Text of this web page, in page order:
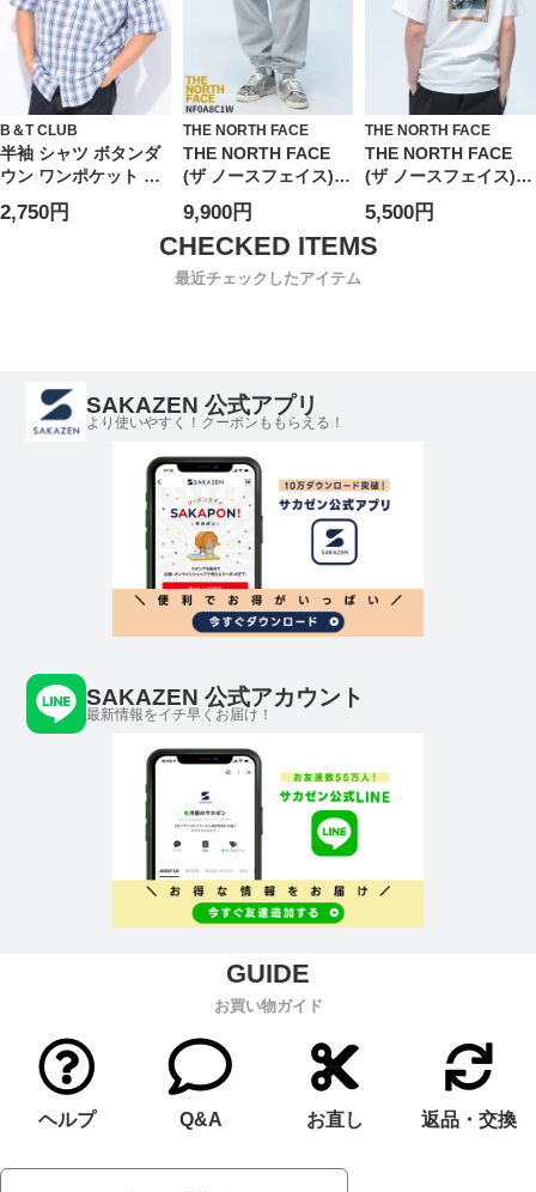
B＆T CLUB
半袖 シャツ ボタンダ
ウン ワンポケット ブ
ロード チェック トッ
プス チェック 大きい
2,750円
THE NORTH FACE
THE NORTH FACE
(ザ ノースフェイス)
裏起毛 スウェットパ
ンツ ジョガーパンツ
ワンポイント スウェ
ット ボトムス パンツ
NF0A8C1W
9,900円
THE NORTH FACE
THE NORTH FACE
(ザ ノースフェイス) T
シャツ 半袖 バックプ
リント クルーネック
カットソー トップス
5,500円
最近チェックしたアイテム
SAKAZEN 公式アプリ
より使いやすく！クーポンももらえる！
SAKAZEN 公式アカウント
最新情報をイチ早くお届け！
お買い物ガイド
ヘルプ Q&A お直し 返品・交換